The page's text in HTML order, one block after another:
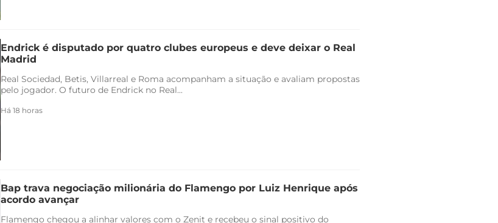
Endrick é disputado por quatro clubes europeus e deve deixar o Real
Madrid
Real Sociedad, Betis, Villarreal e Roma acompanham a situação e avaliam propostas
pelo jogador. O futuro de Endrick no Real...
Há 18 horas
Bap trava negociação milionária do Flamengo por Luiz Henrique após
acordo avançar
Flamengo chegou a alinhar valores com o Zenit e recebeu o sinal positivo do